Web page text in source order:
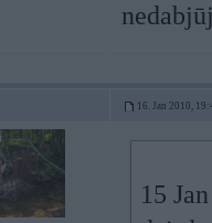
16. Jan 2010,
15